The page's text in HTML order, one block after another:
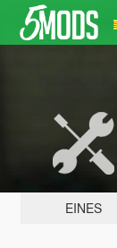
EINES